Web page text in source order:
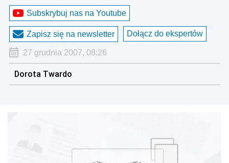
Subskrybuj nas na Youtube
Zapisz się na newsletter Dołącz do ekspertów
27 grudnia 2007, 08:26
Dorota Twardo